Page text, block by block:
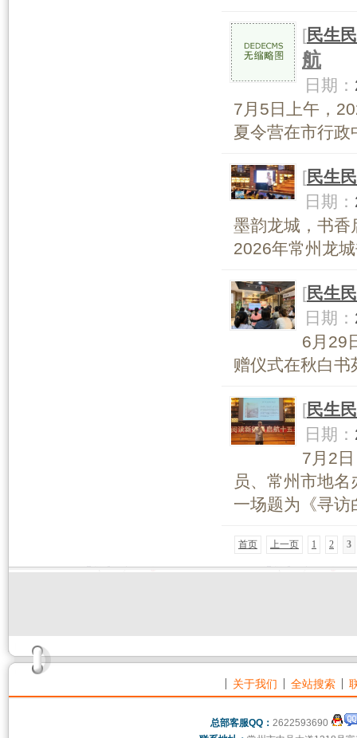
[民生
航
日期：
7月5日上午，
夏令营在市行
[民生
日期：
墨韵龙城，书香
2026年常州龙
[民生
日期：
6月29
赠仪式在秋白
[民生
日期：
7月2
员、常州市地
一场题为《寻
首页 上一页 1 2 3
关于我们 全站搜索
总部客服QQ： 2622593690